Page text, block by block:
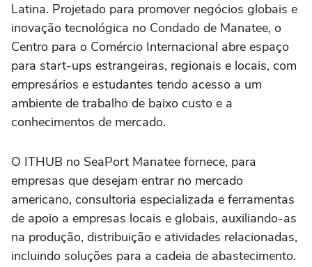
Latina. Projetado para promover negócios globais e
inovação tecnológica no Condado de Manatee, o
Centro para o Comércio Internacional abre espaço
para start-ups estrangeiras, regionais e locais, com
empresários e estudantes tendo acesso a um
ambiente de trabalho de baixo custo e a
conhecimentos de mercado.
O ITHUB no SeaPort Manatee fornece, para
empresas que desejam entrar no mercado
americano, consultoria especializada e ferramentas
de apoio a empresas locais e globais, auxiliando-as
na produção, distribuição e atividades relacionadas,
incluindo soluções para a cadeia de abastecimento.